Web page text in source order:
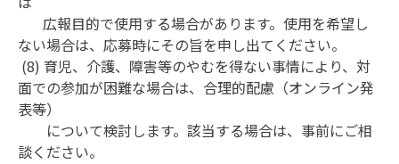
広報目的で使用する場合があります。使用を希望し
ない場合は、応募時にその旨を申し出てください。
(8) 育児、介護、障害等のやむを得ない事情により、対
面での参加が困難な場合は、合理的配慮（オンライン発
表等）
について検討します。該当する場合は、事前にご相
談ください。